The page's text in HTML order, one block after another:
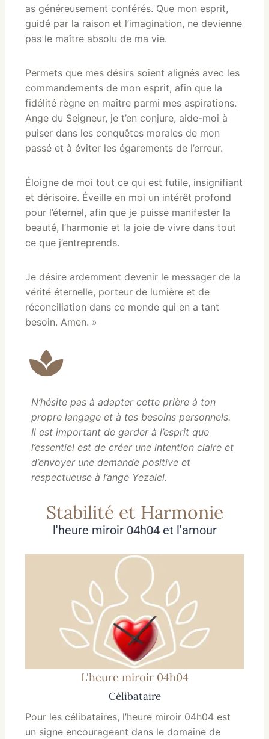
as généreusement conférés. Que mon esprit,
guidé par la raison et l’imagination, ne devienne
pas le maître absolu de ma vie.
Permets que mes désirs soient alignés avec les
commandements de mon esprit, afin que la
fidélité règne en maître parmi mes aspirations.
Ange du Seigneur, je t’en conjure, aide-moi à
puiser dans les conquêtes morales de mon
passé et à éviter les égarements de l’erreur.
Éloigne de moi tout ce qui est futile, insignifiant
et dérisoire. Éveille en moi un intérêt profond
pour l’éternel, afin que je puisse manifester la
beauté, l’harmonie et la joie de vivre dans tout
ce que j’entreprends.
Je désire ardemment devenir le messager de la
vérité éternelle, porteur de lumière et de
réconciliation dans ce monde qui en a tant
besoin. Amen. »
N’hésite pas à adapter cette prière à ton
propre langage et à tes besoins personnels.
Il est important de garder à l’esprit que
l’essentiel est de créer une intention claire et
d’envoyer une demande positive et
respectueuse à l’ange Yezalel.
Stabilité et Harmonie
l'heure miroir 04h04 et l'amour
L'heure miroir 04h04
Célibataire
Pour les célibataires, l’heure miroir 04h04 est
un signe encourageant dans le domaine de